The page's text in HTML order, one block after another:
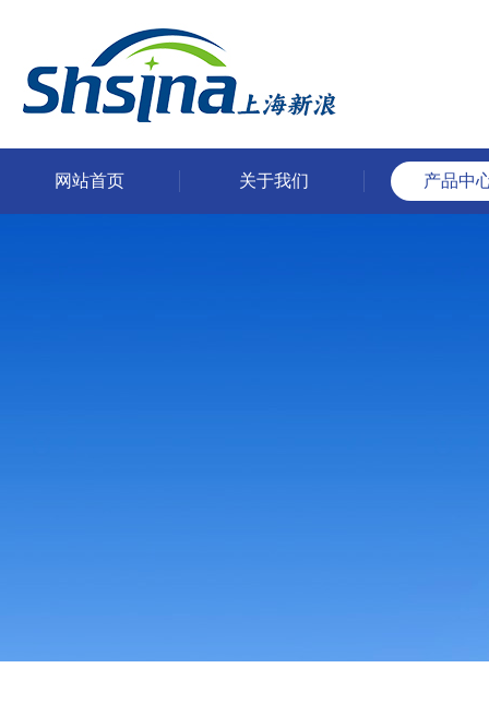
网站首页 关于我们 产品中